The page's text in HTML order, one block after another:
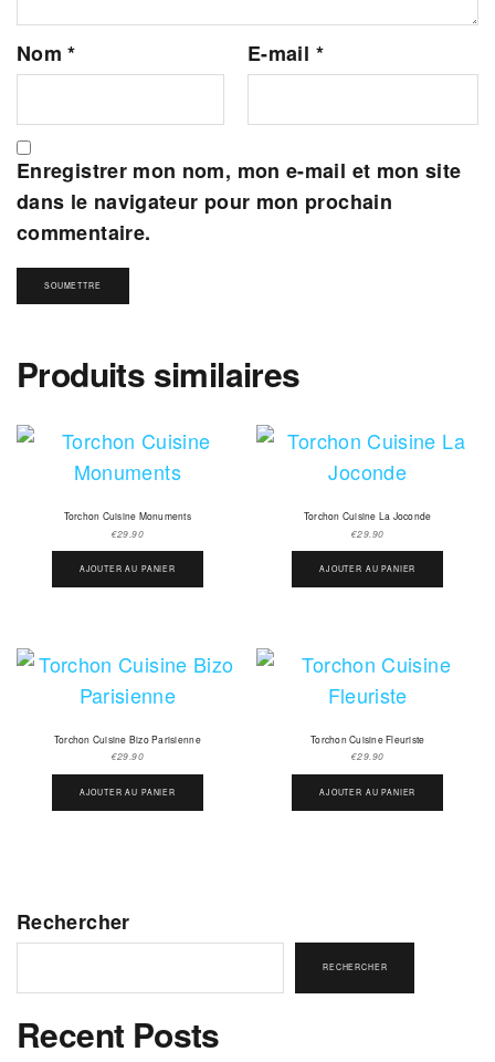
Nom* E-mail *
Enregistrer mon nom, mon e-mail et mon site
dans le navigateur pour mon prochain
commentaire.
Produits similaires
Torchon Cuisine Monuments
€29.90
AJOUTER AU PANIER
Torchon Cuisine La Joconde
€29.90
AJOUTER AU PANIER
Torchon Cuisine Bizo Parisienne
€29.90
AJOUTER AU PANIER
Torchon Cuisine Fleuriste
€29.90
AJOUTER AU PANIER
Rechercher
RECHERCHER
Recent Posts